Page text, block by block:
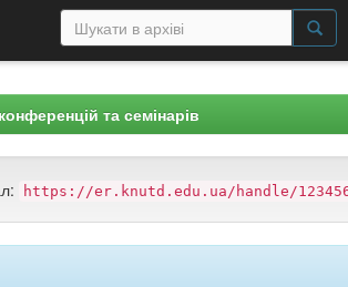
та семінарів
https://er.knutd.edu.ua/handle/